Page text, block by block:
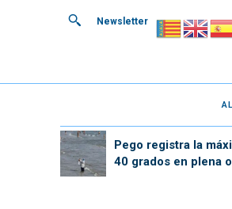
Newsletter
Pego registra la
40 grados en plena